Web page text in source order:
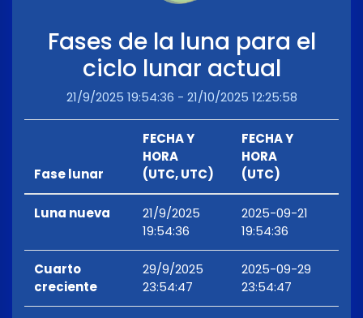
Fases de la luna para el
ciclo lunar actual
21/9/2025 19:54:36 - 21/10/2025 12:25:58
Fase lunar
FECHA Y
HORA
(UTC, UTC)
FECHA Y
HORA
(UTC)
Luna nueva
21/9/2025
19:54:36
2025-09-21
19:54:36
Cuarto
creciente
29/9/2025
23:54:47
2025-09-29
23:54:47